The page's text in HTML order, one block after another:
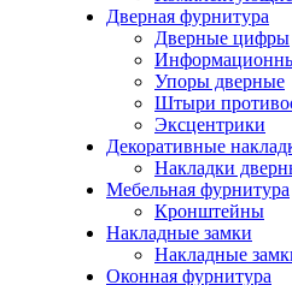
Дверная фурнитура
Дверные цифры
Упоры дверные
Штыри
Эксцентрики
Декоративные
Накладки
Мебельная фурнитура
Кронштейны
Накладные замки
Накладные
Оконная фурнитура